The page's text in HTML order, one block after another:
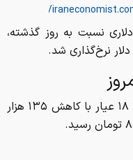
قیمت طلای جهانی با کاهش ۰٫۳ دلاری نسبت به روز گذشته،
قیمت طلا کاهش یافت. هر گرم طلا ۱۸ عیار با کاهش ۱۳۵ هزار